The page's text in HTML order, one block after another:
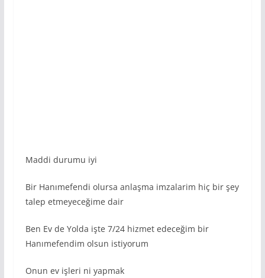
Maddi durumu iyi
Bir Hanımefendi olursa anlaşma imzalarim hiç bir şey
talep etmeyeceğime dair
Ben Ev de Yolda işte 7/24 hizmet edeceğim bir
Hanımefendim olsun istiyorum
Onun ev işleri ni yapmak